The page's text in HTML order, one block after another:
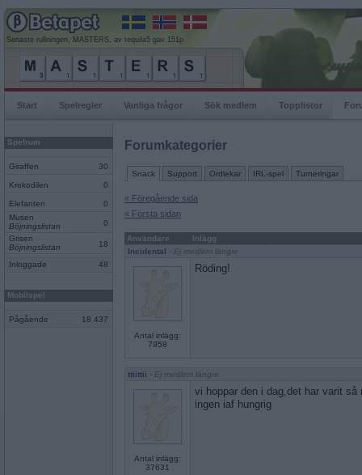
Senaste rullningen, MASTERS, av tequila5 gav 151p
Start Spelregler Vanliga frågor Sök medlem Topplistor
Spelrum
Giraffen 30
Krokodilen 0
Elefanten
0
Musen
Böjningslistan
0
Grisen
Böjningslistan
18
Inloggade 48
Mobilspel
Pågående 18 437
Forumkategorier
Snack Support Ordlekar IRL-spel Turneringar
« Föregående sida
« Första sidan
Användare
Inlägg
Incidental - Ej medlem längre
Antal inlägg:
7958
Röding!
ttiittii - Ej medlem längre
Antal inlägg:
37631
vi hoppar den i dag,det har varit
ingen iaf hungrig